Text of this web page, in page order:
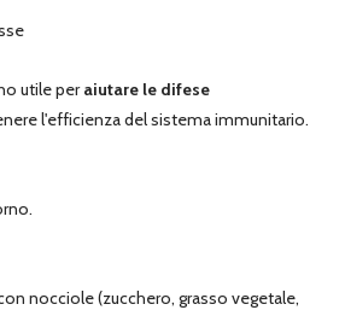
utile peraiutare le difese
l'efficienza del sistema immunitario.
nocciole (zucchero, grasso vegetale,